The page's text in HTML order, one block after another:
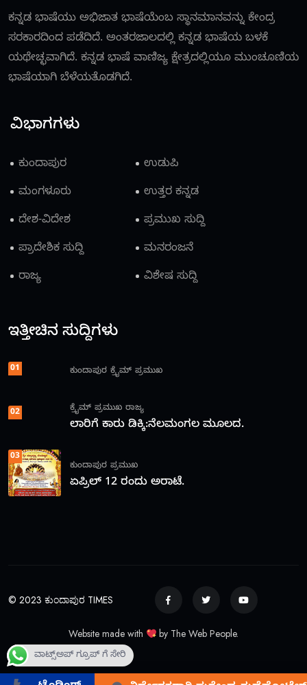
ಕನ್ನಡ ಭಾಷೆಯು ಅಭಿಜಾತ ಭಾಷೆಯೆಂಬ ಸ್ಥಾನಮಾನವನ್ನು ಕೇಂದ್ರ
ಸರಕಾರದಿಂದ ಪಡೆದಿದೆ. ಅಂತರಜಾಲದಲ್ಲಿ ಕನ್ನಡ ಭಾಷೆಯ ಬಳಕೆ
ಯಥೇಚ್ಛವಾಗಿದೆ. ಕನ್ನಡ ಭಾಷೆ ವಾಣಿಜ್ಯ ಕ್ಷೇತ್ರದಲ್ಲಿಯೂ ಮುಂಚೂಣಿಯ
ಭಾಷೆಯಾಗಿ ಬೆಳೆಯತೊಡಗಿದೆ.
ವಿಭಾಗಗಳು
ಕುಂದಾಪುರ
ಉಡುಪಿ
ಮಂಗಳೂರು
ಉತ್ತರ ಕನ್ನಡ
ದೇಶ-ವಿದೇಶ
ಪ್ರಮುಖ ಸುದ್ದಿ
ಪ್ರಾದೇಶಿಕ ಸುದ್ದಿ
ಮನರಂಜನೆ
ರಾಜ್ಯ
ವಿಶೇಷ ಸುದ್ದಿ
ಇತ್ತೀಚಿನ ಸುದ್ದಿಗಳು
01 ಕುಂದಾಪುರ ಕ್ರೈಮ್ ಪ್ರಮುಖ
02 ಕ್ರೈಮ್ ಪ್ರಮುಖ ರಾಜ್ಯ
ಲಾರಿಗೆ ಕಾರು ಡಿಕ್ಕಿ:ನೆಲಮಂಗಲ ಮೂಲದ.
03
ಕುಂದಾಪುರ ಪ್ರಮುಖ
ಏಪ್ರಿಲ್ 12 ರಂದು ಅರಾಟೆ.
© 2023 ಕುಂದಾಪುರ TIMES
Website made with by The Web People.
ವಾಟ್ಸ್ಅಪ್ ಗ್ರೂಪ್ ಗೆ ಸೇರಿ